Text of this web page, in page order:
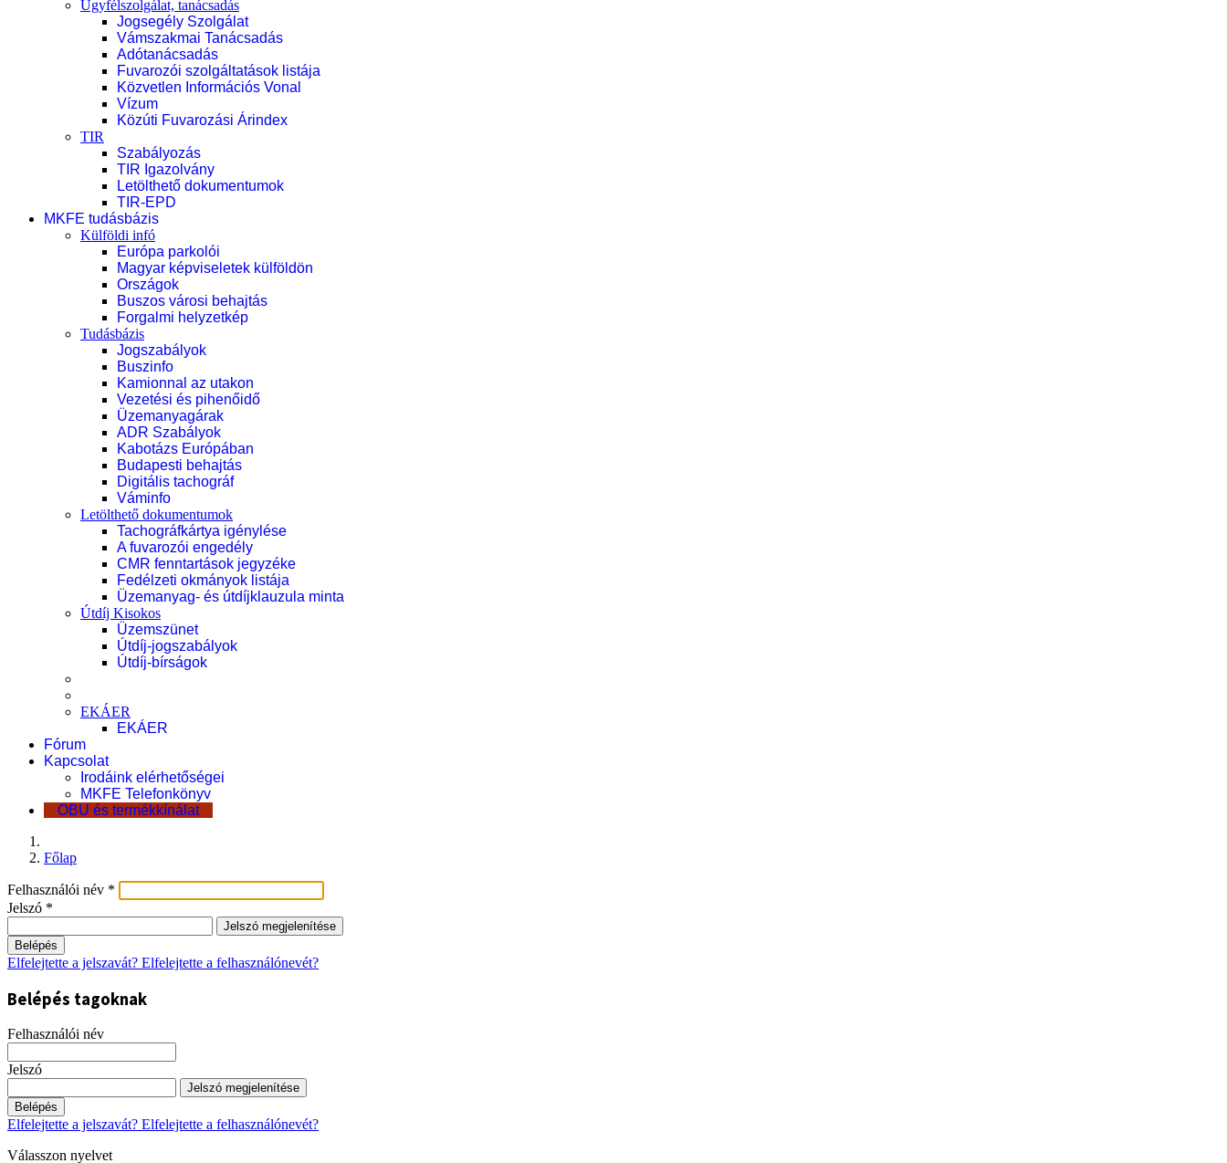
Ügyfélszolgálat, tanácsadás
Jogsegély Szolgálat
Vámszakmai Tanácsadás
Adótanácsadás
Fuvarozói szolgáltatások listája
Közvetlen Információs Vonal
Vízum
Közúti Fuvarozási Árindex
TIR
Szabályozás
TIR Igazolvány
Letölthető dokumentumok
TIR-EPD
MKFE tudásbázis
Külföldi infó
Európa parkolói
Magyar képviseletek külföldön
Országok
Buszos városi behajtás
Forgalmi helyzetkép
Tudásbázis
Jogszabályok
Buszinfo
Kamionnal az utakon
Vezetési és pihenőidő
Üzemanyagárak
ADR Szabályok
Kabotázs Európában
Budapesti behajtás
Digitális tachográf
Váminfo
Letölthető dokumentumok
Tachográfkártya igénylése
A fuvarozói engedély
CMR fenntartások jegyzéke
Fedélzeti okmányok listája
Üzemanyag- és útdíjklauzula minta
Útdíj Kisokos
Üzemszünet
Útdíj-jogszabályok
Útdíj-bírságok
EKÁER
EKÁER
Fórum
Kapcsolat
Irodáink elérhetőségei
MKFE Telefonkönyv
OBU és termékkínálat
Főlap
Felhasználói név *
Jelszó *
Jelszó megjelenítése
Belépés
Elfelejtette a jelszavát? Elfelejtette a felhasználónevét?
Belépés tagoknak
Felhasználói név
Jelszó
Jelszó megjelenítése
Belépés
Elfelejtette a jelszavát? Elfelejtette a felhasználónevét?
Válasszon nyelvet